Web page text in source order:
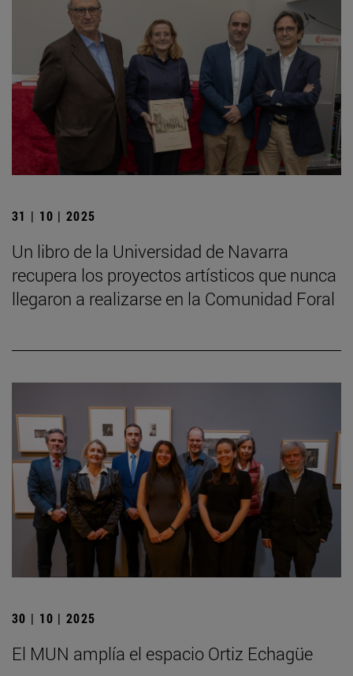
31 | 10 | 2025
Un libro de la Universidad de Navarra
recupera los proyectos artísticos que nunca
llegaron a realizarse en la Comunidad Foral
30 | 10 | 2025
El MUN amplía el espacio Ortiz Echagüe